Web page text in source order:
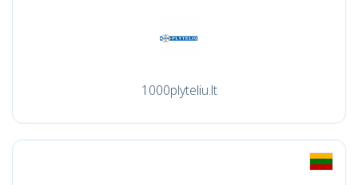
1000plyteliu.lt